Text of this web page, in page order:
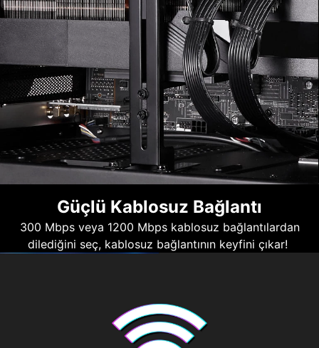
Güçlü Kablosuz Bağlantı
300 Mbps veya 1200 Mbps kablosuz bağlantılardan
dilediğini seç, kablosuz bağlantının keyfini çıkar!